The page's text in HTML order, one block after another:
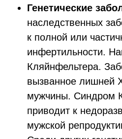
Генетические
наследственных
к полной или
инфертильности.
Кляйнфельтера.
вызванное лишней
мужчины. Синдром
приводит к
мужской